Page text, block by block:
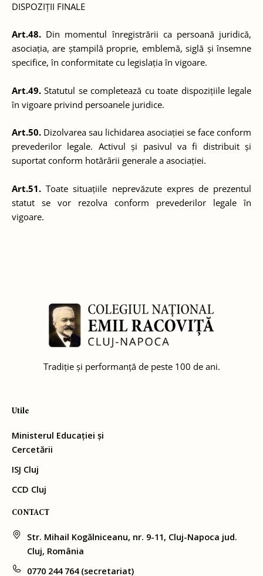
DISPOZIȚII FINALE
Art.48. Din momentul înregistrării ca persoană juridică,
asociația, are ștampilă proprie, emblemă, siglă și însemne
specifice, în conformitate cu legislația în vigoare.
Art.49.Statutul se completează cu toate dispozițiile legale
în vigoare privind persoanele juridice.
Art.50. Dizolvarea sau lichidarea asociației se face conform
prevederilor legale. Activul și pasivul va fi distribuit și
suportat conform hotărârii generale a asociației.
Art.51.Toate situațiile neprevăzute expres de prezentul
statut se vor rezolva conform prevederilor legale în
vigoare.
Tradiție și performanță de peste 100 de ani.
Utile
Ministerul Educației și
Cercetării
ISJ Cluj
CCD Cluj
CONTACT
Str. Mihail Kogălniceanu, nr. 9-11, Cluj-Napoca jud.
Cluj, România
0770 244 764 (secretariat)